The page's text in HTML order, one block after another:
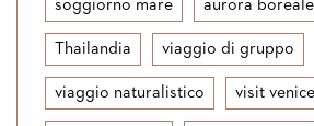
soggiorno mare aurora boreale
Thailandia viaggio di gruppo
viaggio naturalistico visit venice